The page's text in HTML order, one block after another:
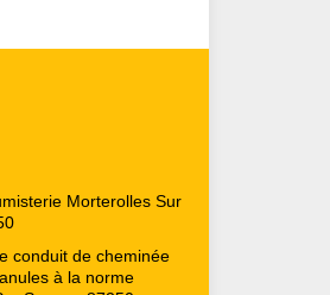
Morterolles Sur
conduit de cheminée
à la norme